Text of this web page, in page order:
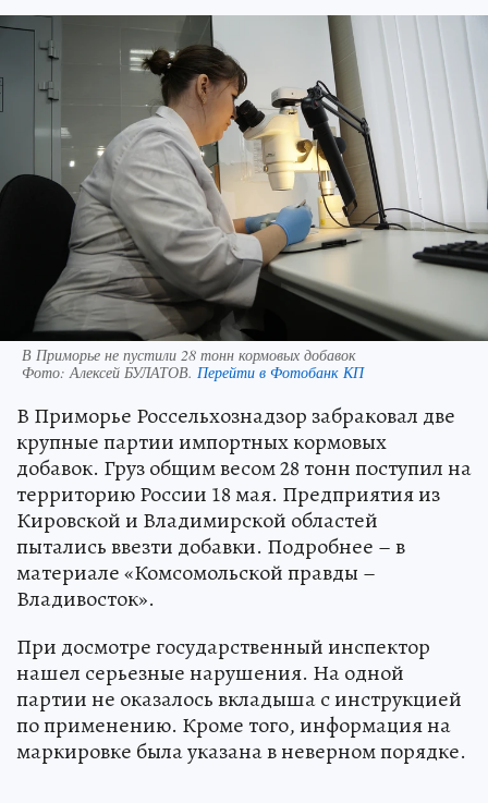
В Приморье не пустили 28 тонн кормовых добавок
Фото:Алексей БУЛАТОВ. Перейти в Фотобанк КП
В Приморье Россельхознадзор забраковал две
крупные партии импортных кормовых
добавок. Груз общим весом 28 тонн поступил на
территорию России 18 мая. Предприятия из
Кировской и Владимирской областей
пытались ввезти добавки. Подробнее – в
материале «Комсомольской правды –
Владивосток».
При досмотре государственный инспектор
нашел серьезные нарушения. На одной
партии не оказалось вкладыша с инструкцией
по применению. Кроме того, информация на
маркировке была указана в неверном порядке.